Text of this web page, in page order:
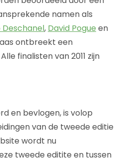
namen als
Deschanel, David Pogue en
ontbreekt een
finalisten van 2011 zijn
en bevlogen, is volop
van de tweede editie
wordt nu
tweede editite en tussen